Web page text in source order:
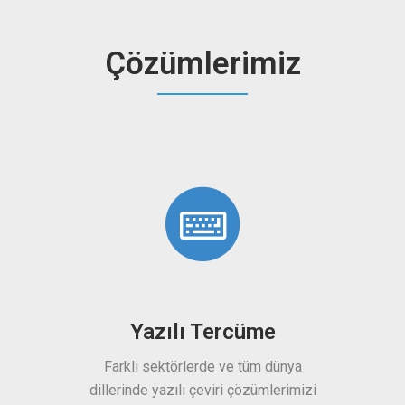
Çözümlerimiz
ve tüm dünya
çeviri çözümlerimizi
Makine Çevirisi
Yapay zeka temelli makine
hizmetlerimizle çeviri